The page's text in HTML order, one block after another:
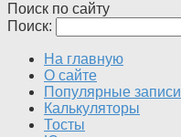
Поиск по сайту
Поиск:
На главную
О сайте
Популярные записи
Калькуляторы
Тосты